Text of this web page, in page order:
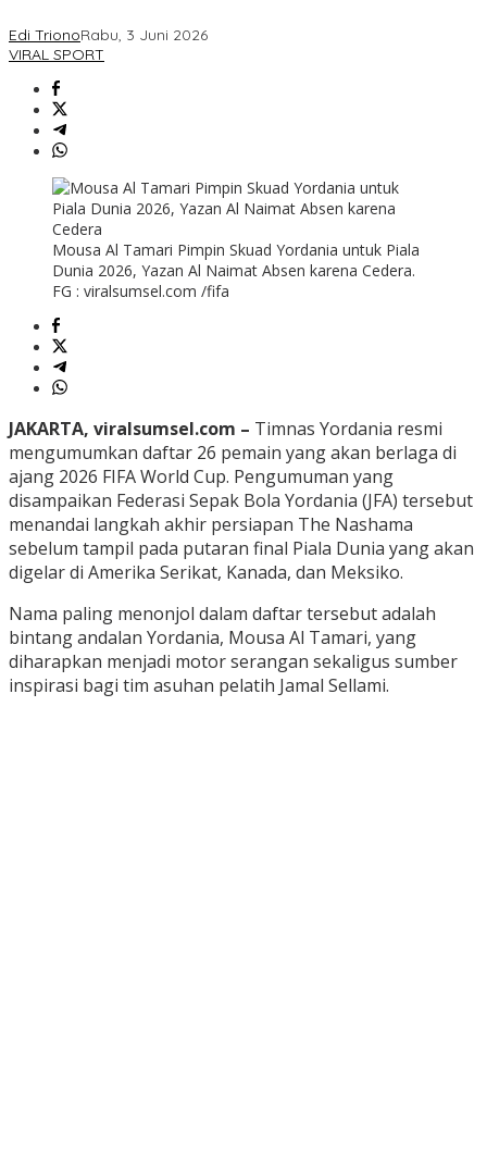
Edi TrionoRabu, 3 Juni 2026
VIRAL SPORT
Mousa Al Tamari Pimpin Skuad Yordania untuk Piala
Dunia 2026, Yazan Al Naimat Absen karena Cedera.
FG : viralsumsel.com /fifa
JAKARTA, viralsumsel.com – Timnas Yordania resmi
mengumumkan daftar 26 pemain yang akan berlaga di
ajang 2026 FIFA World Cup. Pengumuman yang
disampaikan Federasi Sepak Bola Yordania (JFA) tersebut
menandai langkah akhir persiapan The Nashama
sebelum tampil pada putaran final Piala Dunia yang akan
digelar di Amerika Serikat, Kanada, dan Meksiko.
Nama paling menonjol dalam daftar tersebut adalah
bintang andalan Yordania, Mousa Al Tamari, yang
diharapkan menjadi motor serangan sekaligus sumber
inspirasi bagi tim asuhan pelatih Jamal Sellami.